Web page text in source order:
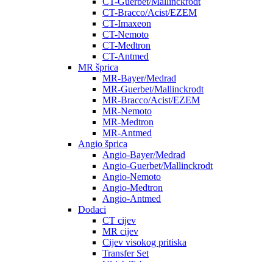
CT-Bracco/Acist/EZEM
CT-Imaxeon
CT-Nemoto
CT-Medtron
CT-Antmed
MR šprica
MR-Bayer/Medrad
MR-Guerbet/Mallinckrodt
MR-Bracco/Acist/EZEM
MR-Nemoto
MR-Medtron
MR-Antmed
Angio šprica
Angio-Bayer/Medrad
Angio-Guerbet/Mallinckrodt
Angio-Nemoto
Angio-Medtron
Angio-Antmed
Dodaci
CT cijev
MR cijev
Cijev visokog pritiska
Transfer Set